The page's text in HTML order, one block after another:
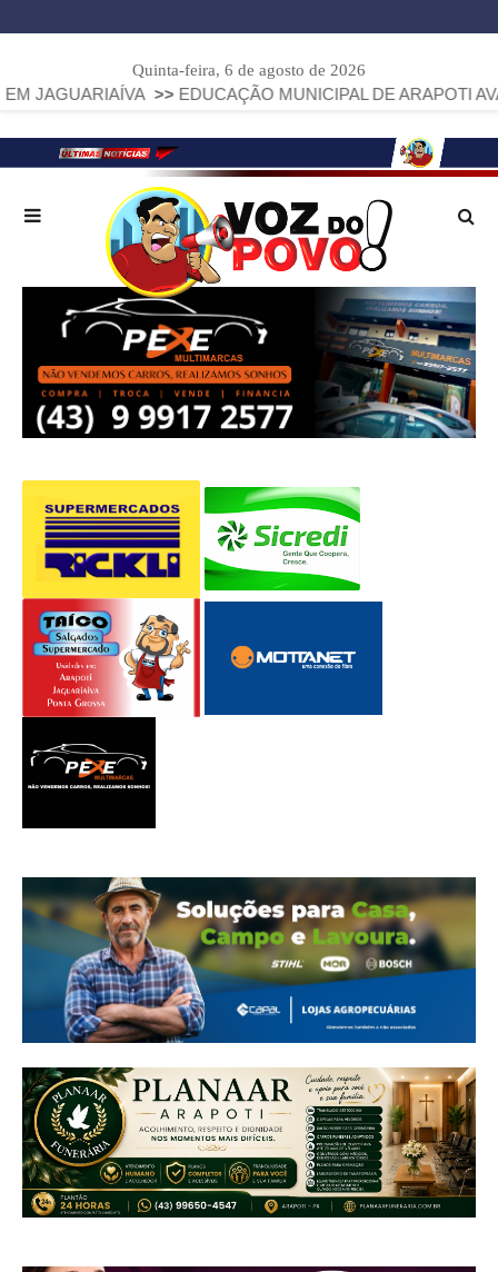
Quinta-feira, 6 de agosto de 2026
>> EDUCAÇÃO MUNICIPAL DE ARAPOTI AVANÇA E